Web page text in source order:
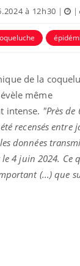
à 12h30 | |
de la
même
intense. "Près de
recensés entre
données
4 juin 2024. Ce
(...) que
un
une petite fille
à un